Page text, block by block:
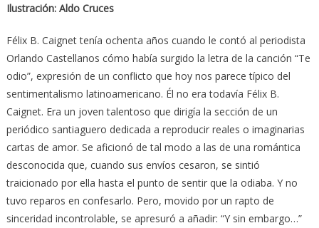
Ilustración: Aldo Cruces
Félix B. Caignet tenía ochenta años cuando le contó al periodista
Orlando Castellanos cómo había surgido la letra de la canción “Te
odio”, expresión de un conflicto que hoy nos parece típico del
sentimentalismo latinoamericano. Él no era todavía Félix B.
Caignet. Era un joven talentoso que dirigía la sección de un
periódico santiaguero dedicada a reproducir reales o imaginarias
cartas de amor. Se aficionó de tal modo a las de una romántica
desconocida que, cuando sus envíos cesaron, se sintió
traicionado por ella hasta el punto de sentir que la odiaba. Y no
tuvo reparos en confesarlo. Pero, movido por un rapto de
sinceridad incontrolable, se apresuró a añadir: “Y sin embargo…”